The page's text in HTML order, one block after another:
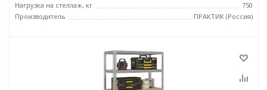
Нагрузка на стеллаж, кг
750
Производитель
ПРАКТИК (Россия)